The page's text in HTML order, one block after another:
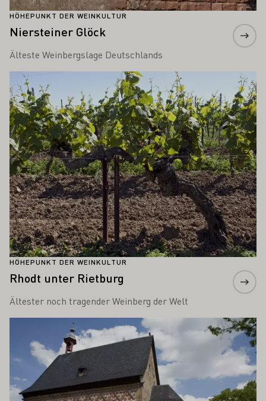
HÖHEPUNKT DER WEINKULTUR
Niersteiner Glöck
Älteste Weinbergslage Deutschlands
HÖHEPUNKT DER WEINKULTUR
Rhodt unter Rietburg
Ältester noch tragender Weinberg der Welt
Mehr erfahren